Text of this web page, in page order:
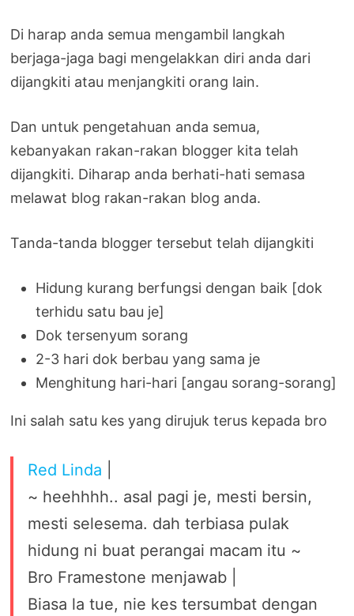
Di harap anda semua mengambil langkah
berjaga-jaga bagi mengelakkan diri anda dari
dijangkiti atau menjangkiti orang lain.
Dan untuk pengetahuan anda semua,
kebanyakan rakan-rakan blogger kita telah
dijangkiti. Diharap anda berhati-hati semasa
melawat blog rakan-rakan blog anda.
Tanda-tanda blogger tersebut telah dijangkiti
Hidung kurang berfungsi dengan baik [dok
terhidu satu bau je]
Dok tersenyum sorang
2-3 hari dok berbau yang sama je
Menghitung hari-hari [angau sorang-sorang]
Ini salah satu kes yang dirujuk terus kepada bro
Red Linda
~ heehhhh.. asal pagi je, mesti bersin,
mesti selesema. dah terbiasa pulak
hidung ni buat perangai macam itu ~
Bro Framestone menjawab |
Biasa la tue, nie kes tersumbat dengan